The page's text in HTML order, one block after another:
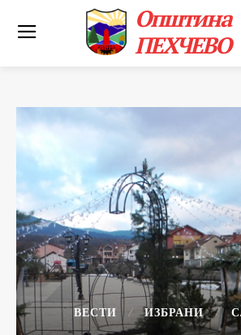
Општина
ПЕХЧЕВО
ВЕСТИ ИЗБРАНИ